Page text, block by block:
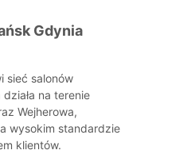
Gdynia
sieć salonów
na terenie
Wejherowa,
wysokim standardzie
klientów.